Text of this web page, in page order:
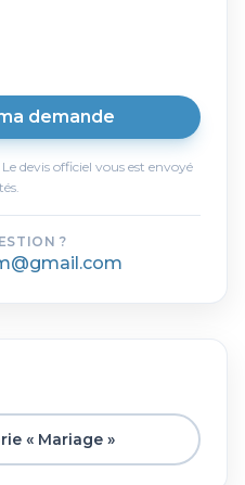
demande
devis officiel vous est envoyé
?
« Mariage »